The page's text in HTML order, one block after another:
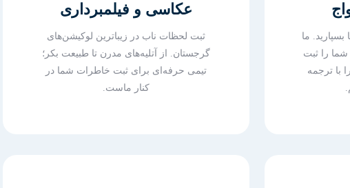
بسپارید. ما
را ثبت
با ترجمه
عکاسی و فیلمبرداری
ثبت لحظات ناب در زیباترین لوکیشن‌های
گرجستان. از آتلیه‌های مدرن تا طبیعت بکر؛
تیمی حرفه‌ای برای ثبت خاطرات شما در
کنار ماست.